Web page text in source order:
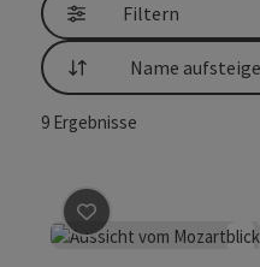
Filtern
Sortierung
9 Ergebnisse
Beitrag merken